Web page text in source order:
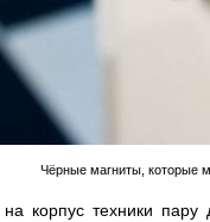
Чёрные магниты, которые
корпус техники пару